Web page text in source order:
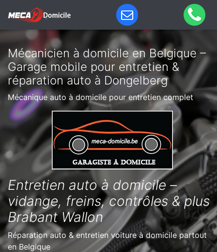
Mécanicien à domicile en Belgique –
Garage mobile pour entretien &
réparation auto à Dongelberg
Mécanique auto à domicile pour entretien complet
Entretien auto à domicile –
vidange, freins, contrôles & plus
Brabant Wallon
Réparation auto & entretien voiture à domicile partout
en Belgique